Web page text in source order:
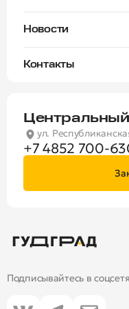
Военная
Забронировать
Новости
Контакты
ул.
+7 4852 700-
Подписывайтесь в